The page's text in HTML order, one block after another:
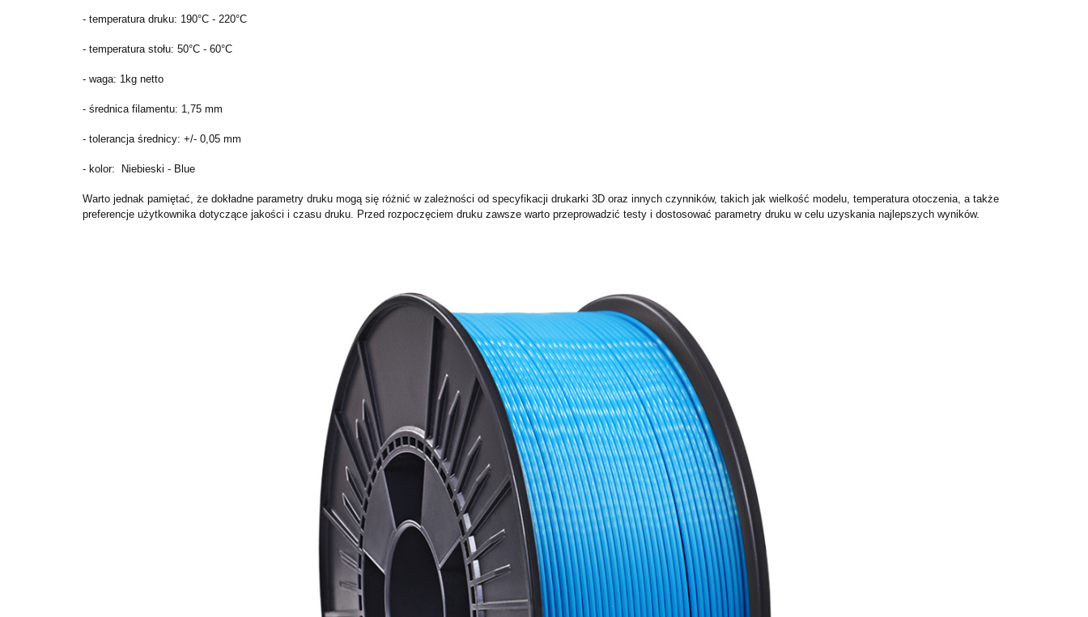
- temperatura druku: 190°C - 220°C
- temperatura stołu: 50°C - 60°C
- waga: 1kg netto
- średnica filamentu: 1,75 mm
- tolerancja średnicy: +/- 0,05 mm
- kolor: Niebieski - Blue
Warto jednak pamiętać, że dokładne parametry druku mogą się różnić w zależności od specyfikacji drukarki 3D oraz innych czynników, takich jak wielkość modelu, temperatura otoczenia, a także
preferencje użytkownika dotyczące jakości i czasu druku. Przed rozpoczęciem druku zawsze warto przeprowadzić testy i dostosować parametry druku w celu uzyskania najlepszych wyników.